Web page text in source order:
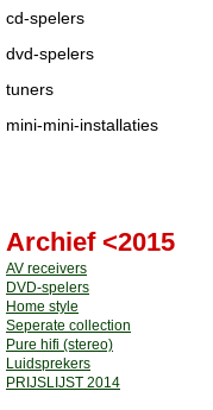
cd-spelers
dvd-spelers
tuners
mini-mini-installaties
Archief <2015
AV receivers
DVD-spelers
Home style
Seperate collection
Pure hifi (stereo)
Luidsprekers
PRIJSLIJST 2014